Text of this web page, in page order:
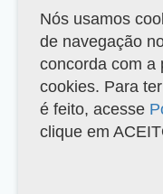
Nós usamos
de navegação
concorda com a
cookies. Para
é feito, acesse
clique em